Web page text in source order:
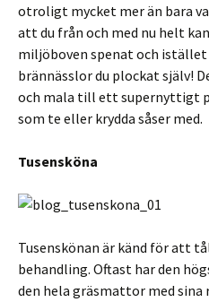
otroligt mycket mer än bara
att du från och med nu helt
miljöboven spenat och istället
brännässlor du plockat själv!
och mala till ett supernyttigt
som te eller krydda såser med.
Tusensköna
Tusenskönan är känd för att
behandling. Oftast har den
den hela gräsmattor med sina